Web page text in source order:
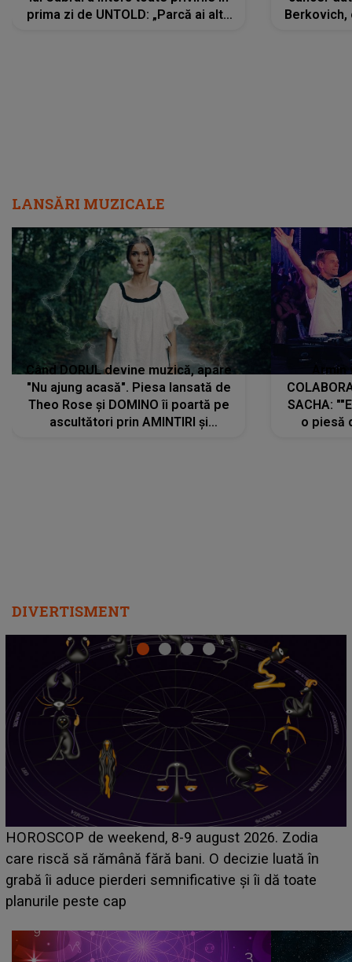
prima zi de UNTOLD: „Parcă ai altă
LANSĂRI MUZICALE
Când DORUL devine muzică, apare
"Nu ajung acasă". Piesa lansată de
Theo Rose și DOMINO îi poartă pe
ascultători prin AMINTIRI și
SACHA:
o piesă
DIVERTISMENT
Emanuel a ținut ACEST DETALIU ASCUNS până
acum! În fața Alexandrei, concurentul din Casa Iubirii
face o MĂRTURISIRE NEAȘTEPTATĂ despre mama
sa: "I-am spus și ei în față, eu nu te iubesc pentru